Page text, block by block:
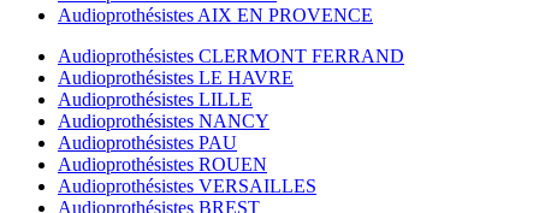
Audioprothésistes AIX EN PROVENCE
Audioprothésistes CLERMONT FERRAND
Audioprothésistes LE HAVRE
Audioprothésistes LILLE
Audioprothésistes NANCY
Audioprothésistes PAU
Audioprothésistes ROUEN
Audioprothésistes VERSAILLES
Audioprothésistes BREST